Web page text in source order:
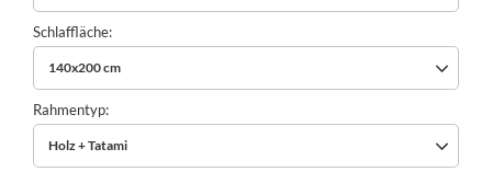
Schlaffläche
140x200 cm
Rahmentyp
Holz + Tatami